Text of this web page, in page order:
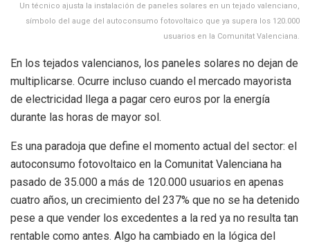
Un técnico ajusta la instalación de paneles solares en un tejado valenciano,
símbolo del auge del autoconsumo fotovoltaico que ya supera los 120.000
usuarios en la Comunitat Valenciana.
En los tejados valencianos, los paneles solares no dejan de
multiplicarse. Ocurre incluso cuando el mercado mayorista
de electricidad llega a pagar cero euros por la energía
durante las horas de mayor sol.
Es una paradoja que define el momento actual del sector: el
autoconsumo fotovoltaico en la Comunitat Valenciana ha
pasado de 35.000 a más de 120.000 usuarios en apenas
cuatro años, un crecimiento del 237% que no se ha detenido
pese a que vender los excedentes a la red ya no resulta tan
rentable como antes. Algo ha cambiado en la lógica del